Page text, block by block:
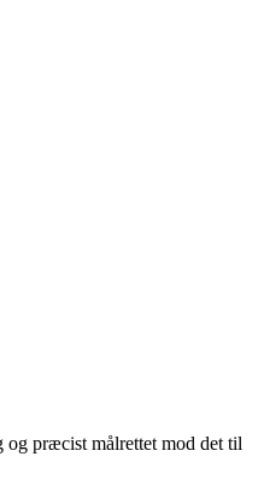
præcist målrettet mod det til